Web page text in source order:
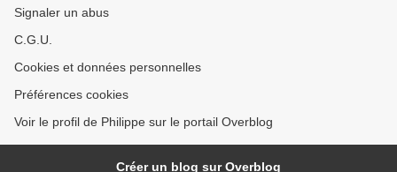
Signaler un abus
C.G.U.
Cookies et données personnelles
Préférences cookies
Voir le profil de Philippe sur le portail Overblog
Créer un blog sur Overblog